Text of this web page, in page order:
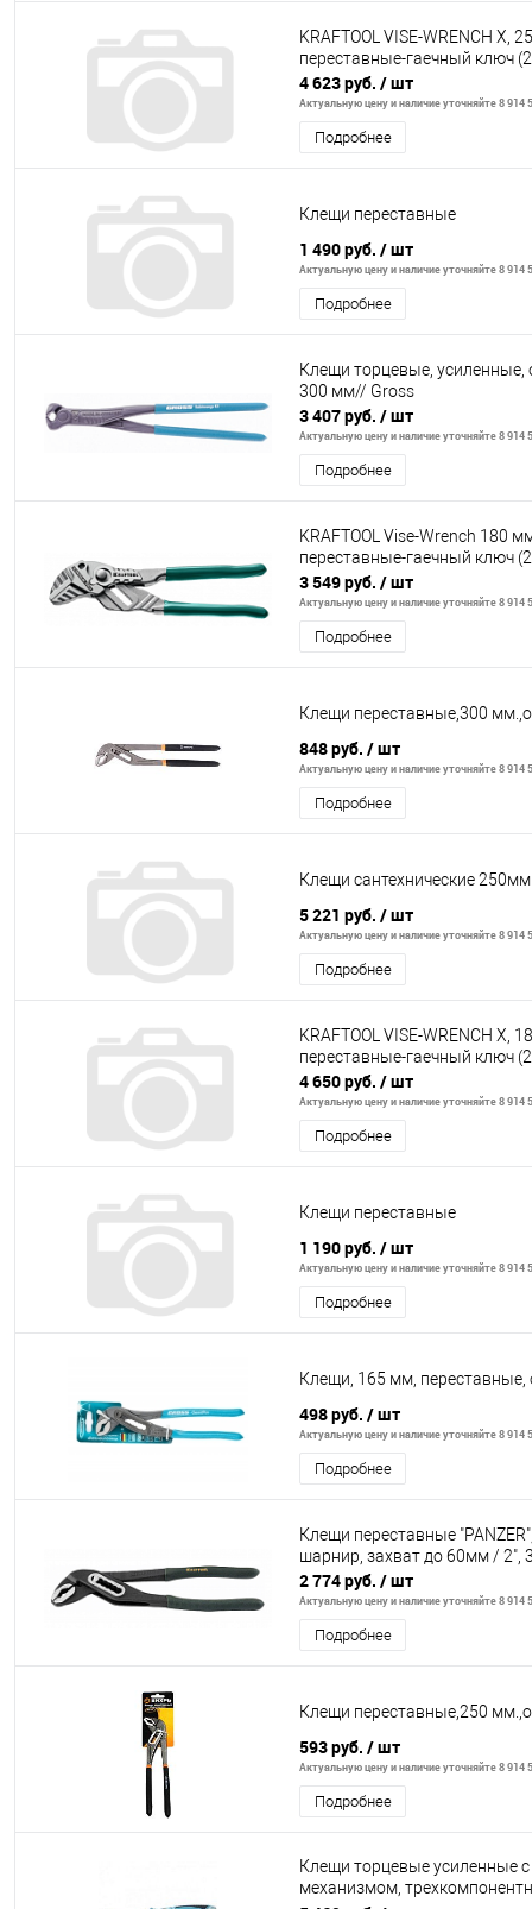
KRAFTOOL VISE-WRENCH X,
переставные-гаечный ключ
4 623 руб. / шт
Актуальную цену и наличие уточняйте 8 914
Подробнее
Клещи переставные
1 490 руб. / шт
Актуальную цену и наличие уточняйте 8 914
Подробнее
Клещи торцевые, усиленные,
300 мм// Gross
3 407 руб. / шт
Актуальную цену и наличие уточняйте 8 914
Подробнее
KRAFTOOL Vise-Wrench 180
переставные-гаечный ключ
3 549 руб. / шт
Актуальную цену и наличие уточняйте 8 914
Подробнее
Клещи переставные,300
848 руб. / шт
Актуальную цену и наличие уточняйте 8 914
Подробнее
Клещи сантехнические 250мм
5 221 руб. / шт
Актуальную цену и наличие уточняйте 8 914
Подробнее
KRAFTOOL VISE-WRENCH X,
переставные-гаечный ключ
4 650 руб. / шт
Актуальную цену и наличие уточняйте 8 914
Подробнее
Клещи переставные
1 190 руб. / шт
Актуальную цену и наличие уточняйте 8 914
Подробнее
Клещи, 165 мм,
498 руб. / шт
Актуальную цену и наличие уточняйте 8 914
Подробнее
Клещи переставные
шарнир, захват до 60мм / 2",
2 774 руб. / шт
Актуальную цену и наличие уточняйте 8 914
Подробнее
Клещи переставные,250
593 руб. / шт
Актуальную цену и наличие уточняйте 8 914
Подробнее
Клещи торцевые усиленные
механизмом,